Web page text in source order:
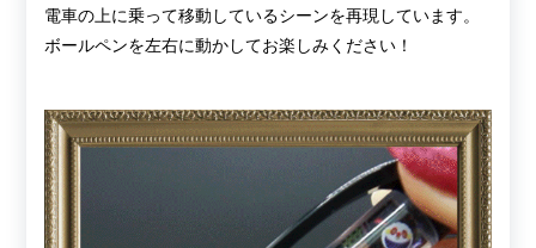
電車の上に乗って移動しているシーンを再現しています。
ボールペンを左右に動かしてお楽しみください！